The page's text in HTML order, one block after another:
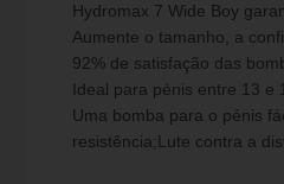
Hydromax 7 Wide Boy
Aumente o tamanho, a
92% de satisfação das
Ideal para pénis entre 13 e
Uma bomba para o pénis
resistência;Lute contra a